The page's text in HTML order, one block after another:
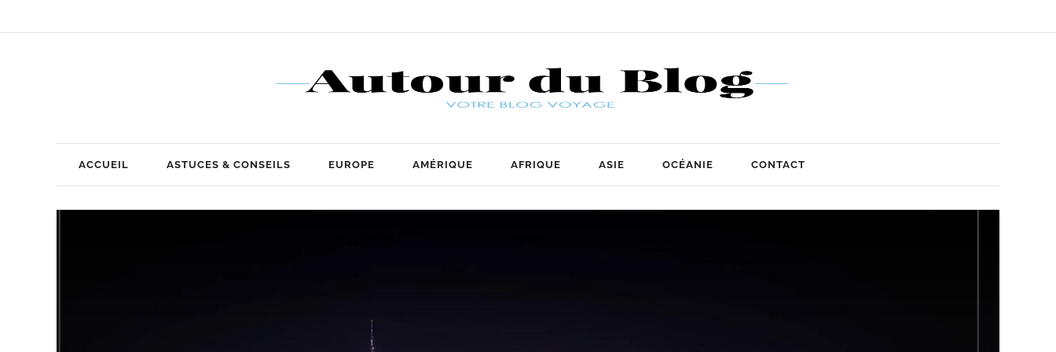
ACCUEIL ASTUCES & CONSEILS EUROPE AMÉRIQUE AFRIQUE ASIE OCÉANIE CONTACT